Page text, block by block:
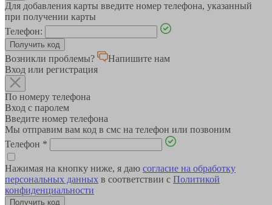
Для добавления карты введите номер телефона, указанный
при получении карты
Телефон:
Возникли проблемы?
Напишите нам
Вход или регистрация
По номеру телефона
Вход с паролем
Введите номер телефона
Мы отправим вам код в смс на телефон или позвоним
Телефон *
Нажимая на кнопку ниже, я даю согласие на обработку
персональных данных в соответствии с Политикой
конфиденциальности